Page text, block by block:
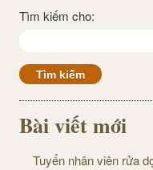
Tìm kiếm cho:
Bài viết mới
Tuyển nhân viên rửa